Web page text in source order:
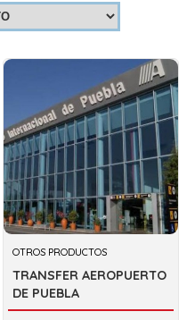
OTROS PRODUCTOS
TRANSFER AEROPUERTO
DE PUEBLA